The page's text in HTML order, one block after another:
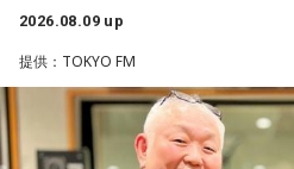
2026.08.09 up
提供：TOKYO FM